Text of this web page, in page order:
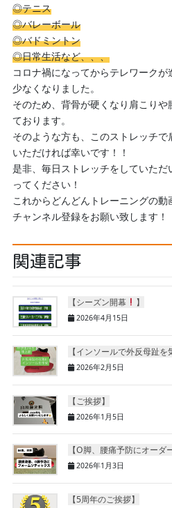
◎テニス
◎バレーボール
◎バドミントン
◎日常生活など、、、
コロナ禍になってからテレワーク
少なくなりました。
そのため、背骨が硬くなり肩こり
ております。
そのような方も、このストレッチ
いただければ幸いです！！
是非、毎日ストレッチをしていた
ってください！
これからどんどんトレーニングの動
チャンネル登録をお願い致します！
関連記事
【シーズン開幕 】
2026年4月15日
【インソールで外反母趾を
2026年2月5日
【ご挨拶】
2026年1月5日
【O脚、腰痛予防にオーダ
2026年1月3日
【5周年のご挨拶】